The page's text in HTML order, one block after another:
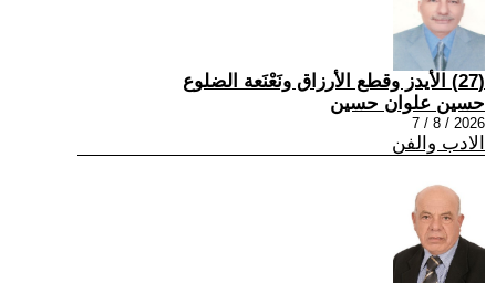
(27) الأيدز وقطع الأرزاق ونَعْنَعة الضلوع
حسين علوان حسين
2026 / 8 / 7
الادب والفن